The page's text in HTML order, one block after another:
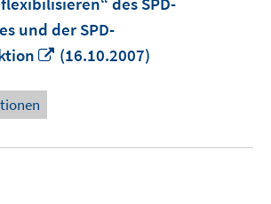
und der SPD-
In
(16.10.2007)